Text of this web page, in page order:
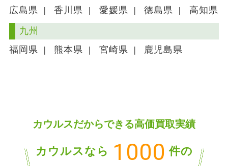
2021/06/03 神戸西店オープン
兵庫県加古郡播磨町南野添1-3-32
TEL 090-5667-0622
2021/02/01 西東京店オープン
TEL
070-6652-4665
広島県
香川県 愛媛県 徳島県 高知県
九州
福岡県
熊本県 宮崎県 鹿児島県
カウルスだからできる高価買取実績
カウルスなら 1000 件の